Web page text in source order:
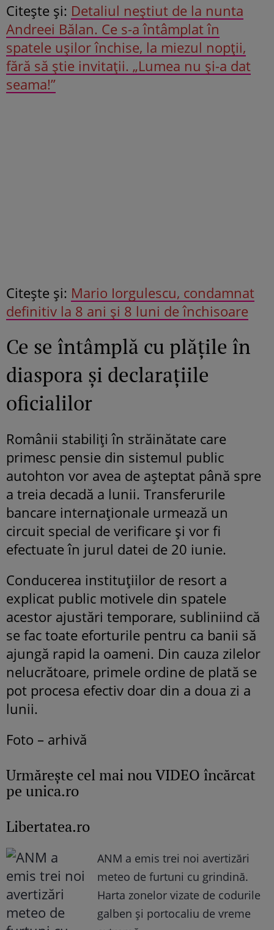
Citeşte şi: Detaliul neștiut de la nunta
Andreei Bălan. Ce s-a întâmplat în
spatele ușilor închise, la miezul nopții,
fără să știe invitații. „Lumea nu și-a dat
seama!”
Citeşte şi: Mario Iorgulescu, condamnat
definitiv la 8 ani și 8 luni de închisoare
Ce se întâmplă cu plățile în
diaspora și declarațiile
oficialilor
Românii stabiliți în străinătate care
primesc pensie din sistemul public
autohton vor avea de așteptat până spre
a treia decadă a lunii. Transferurile
bancare internaționale urmează un
circuit special de verificare și vor fi
efectuate în jurul datei de 20 iunie.
Conducerea instituțiilor de resort a
explicat public motivele din spatele
acestor ajustări temporare, subliniind că
se fac toate eforturile pentru ca banii să
ajungă rapid la oameni. Din cauza zilelor
nelucrătoare, primele ordine de plată se
pot procesa efectiv doar din a doua zi a
lunii.
Foto – arhivă
Urmăreşte cel mai nou VIDEO încărcat
pe unica.ro
Libertatea.ro
ANM a emis trei noi avertizări
meteo de furtuni cu grindină.
Harta zonelor vizate de codurile
galben și portocaliu de vreme